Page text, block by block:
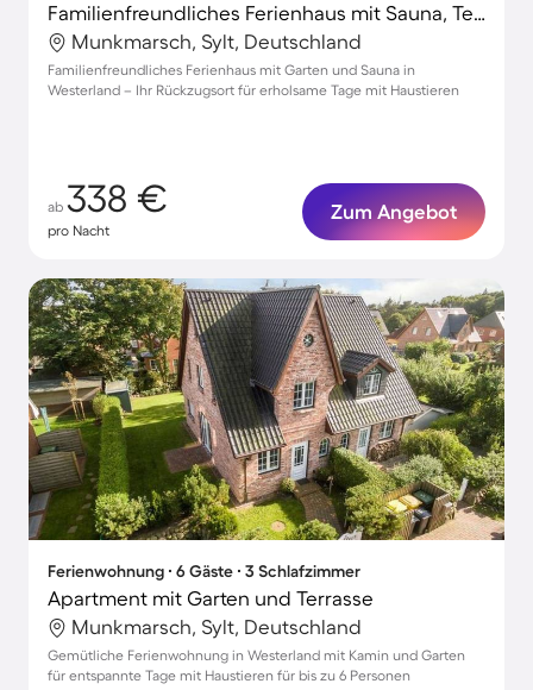
Familienfreundliches Ferienhaus mit Sauna, Terrasse und Garten | Neben dem Strand | Haustiere sind willkommen
Munkmarsch, Sylt, Deutschland
Familienfreundliches Ferienhaus mit Garten und Sauna in
Westerland – Ihr Rückzugsort für erholsame Tage mit Haustieren
ab 338 €
pro Nacht
Zum Angebot
Ferienwohnung ∙ 6 Gäste ∙ 3 Schlafzimmer
Apartment mit Garten und Terrasse
Munkmarsch, Sylt, Deutschland
Gemütliche Ferienwohnung in Westerland mit Kamin und Garten
für entspannte Tage mit Haustieren für bis zu 6 Personen